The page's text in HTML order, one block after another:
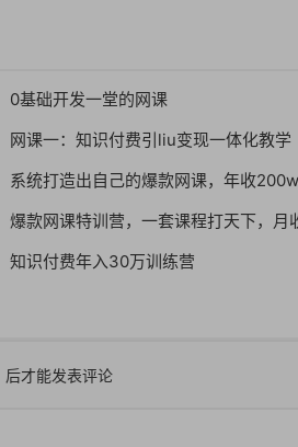
0基础开发一堂的网课
网课一：知识付费引liu变现一体化教学
系统打造出自己的爆款网课，年收
爆款网课特训营，一套课程打天下，月收入3万到10万之10
知识付费年入30万训练营
后才能发表评论